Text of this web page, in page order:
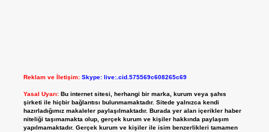
Reklam ve İletişim: Skype: live:.cid.575569c608265c69
Yasal Uyarı: Bu internet sitesi, herhangi bir marka, kurum veya şahıs
şirketi ile hiçbir bağlantısı bulunmamaktadır. Sitede yalnızca kendi
hazırladığımız makaleler paylaşılmaktadır. Burada yer alan içerikler haber
niteliği taşımamakta olup, gerçek kurum ve kişiler hakkında paylaşım
yapılmamaktadır. Gerçek kurum ve kişiler ile isim benzerlikleri tamamen